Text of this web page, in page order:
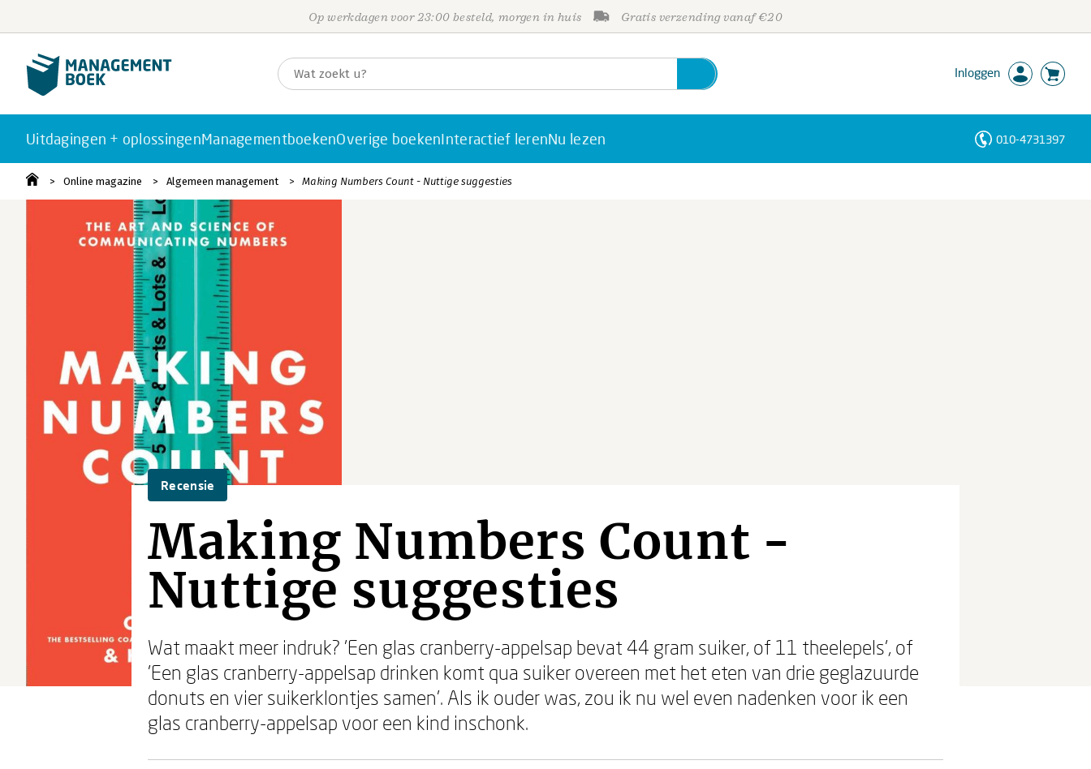
Op werkdagen voor 23:00 besteld, morgen in huis Gratis verzending vanaf €20
Inloggen
Uitdagingen + oplossingenManagementboekenOverige boekenInteractief lerenNu lezen 010-4731397
Online magazine Algemeen management Making Numbers Count - Nuttige suggesties
Recensie
Making Numbers Count -
Nuttige suggesties
Wat maakt meer indruk? 'Een glas cranberry-appelsap bevat 44 gram suiker, of 11 theelepels', of
'Een glas cranberry-appelsap drinken komt qua suiker overeen met het eten van drie geglazuurde
donuts en vier suikerklontjes samen'. Als ik ouder was, zou ik nu wel even nadenken voor ik een
glas cranberry-appelsap voor een kind inschonk.
Personen